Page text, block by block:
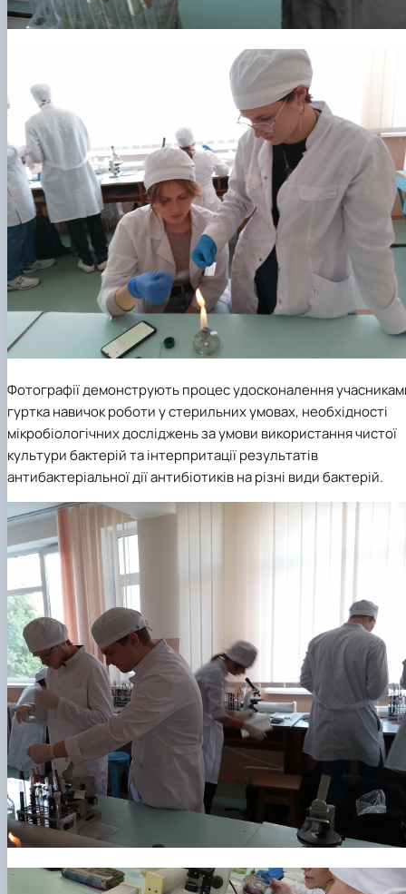
Фотографії демонструють процес удосконалення
гуртка навичок роботи у стерильних умовах, необхідності
мікробіологічних досліджень за умови використання чистої
культури бактерій та інтерпритації результатів
антибактеріальної дії антибіотиків на різні види бактерій.